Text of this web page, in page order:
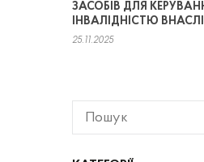
ЗАСОБІВ ДЛЯ
ІНВАЛІДНІСТЮ
25.11.2025